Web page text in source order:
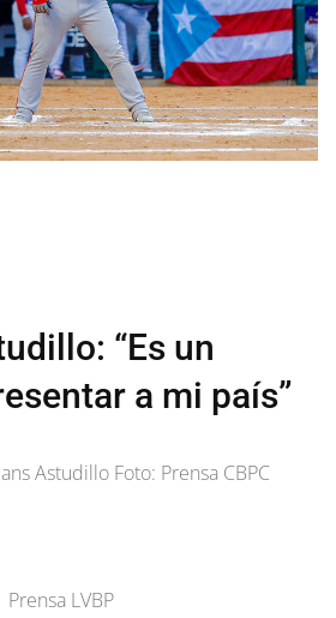
“Es un
a mi país”
Astudillo Foto: Prensa CBPC
LVBP